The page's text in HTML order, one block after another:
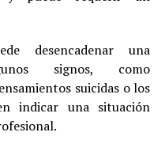
desencadenar una
signos, como
suicidas o los
indicar una situación